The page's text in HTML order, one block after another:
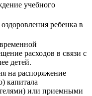
учебного
ребенка в
расходов в связи с
детей.
на распоряжение
капитала
или приемными